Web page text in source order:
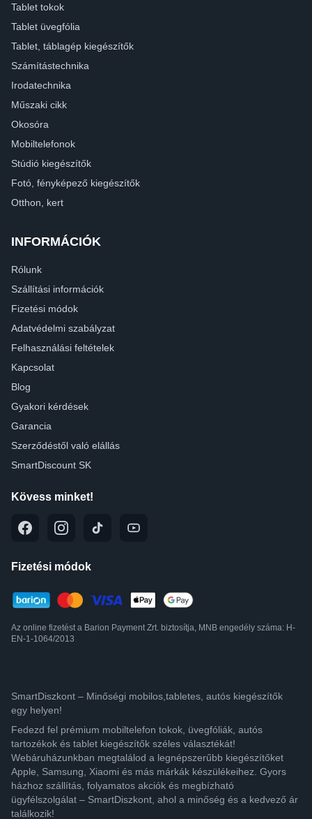
Tablet tokok
Tablet üvegfólia
Tablet, táblagép kiegészítők
Számítástechnika
Irodatechnika
Műszaki cikk
Okosóra
Mobiltelefonok
Stúdió kiegészítők
Fotó, fényképező kiegészítők
Otthon, kert
INFORMÁCIÓK
Rólunk
Szállítási információk
Fizetési módok
Adatvédelmi szabályzat
Felhasználási feltételek
Kapcsolat
Blog
Gyakori kérdések
Garancia
Szerződéstől való elállás
SmartDiscount SK
Kövess minket!
Fizetési módok
Az online fizetést a Barion Payment Zrt. biztosítja, MNB engedély száma: H-
EN-1-1064/2013
SmartDiszkont – Minőségi mobilos,tabletes, autós kiegészítők
egy helyen!
Fedezd fel prémium mobiltelefon tokok, üvegfóliák, autós
tartozékok és tablet kiegészítők széles választékát!
Webáruházunkban megtalálod a legnépszerűbb kiegészítőket
Apple, Samsung, Xiaomi és más márkák készülékeihez. Gyors
házhoz szállítás, folyamatos akciók és megbízható
ügyfélszolgálat – SmartDiszkont, ahol a minőség és a kedvező ár
találkozik!